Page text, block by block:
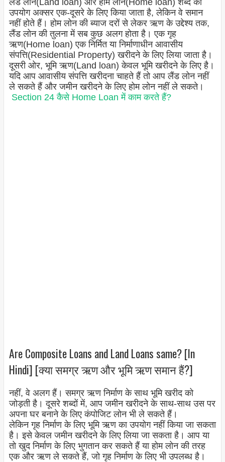
उपयोग अक्सर एक-दूसरे के लिए किया जाता है, लेकिन वे समान
नहीं होते हैं। होम लोन की ब्याज दरों से लेकर ऋण के उद्देश्य तक,
लैंड लोन की तुलना में सब कुछ अलग होता है। एक गृह
ऋण(Home loan) एक निर्मित या निर्माणाधीन आवासीय
संपत्ति(Residential Property) खरीदने के लिए लिया जाता है।
दूसरी ओर, भूमि ऋण(Land loan) केवल भूमि खरीदने के लिए है।
यदि आप आवासीय संपत्ति खरीदना चाहते हैं तो आप लैंड लोन नहीं
ले सकते हैं और जमीन खरीदने के लिए होम लोन नहीं ले सकते।
Section 24 कैसे Home Loan में काम करते हैं?
Are Composite Loans and Land Loans same? [In
Hindi] [क्या समग्र ऋण और भूमि ऋण समान हैं?]
नहीं, वे अलग हैं। समग्र ऋण निर्माण के साथ भूमि खरीद को
जोड़ती है। दूसरे शब्दों में, आप जमीन खरीदने के साथ-साथ उस पर
अपना घर बनाने के लिए कंपोजिट लोन भी ले सकते हैं।
लेकिन गृह निर्माण के लिए भूमि ऋण का उपयोग नहीं किया जा सकता
है। इसे केवल जमीन खरीदने के लिए लिया जा सकता है। आप या
तो खुद निर्माण के लिए भुगतान कर सकते हैं या होम लोन की तरह
एक और ऋण ले सकते हैं, जो गृह निर्माण के लिए भी उपलब्ध है।